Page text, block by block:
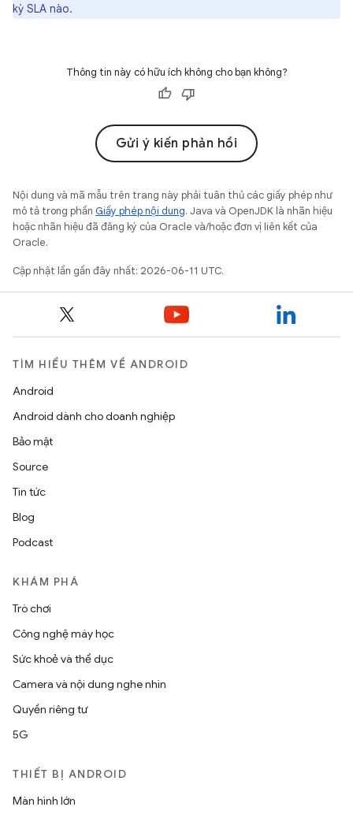
kỳ SLA nào.
Thông tin này có hữu ích không cho bạn không?
Gửi ý kiến phản hồi
Nội dung và mã mẫu trên trang này phải tuân thủ các giấy phép như
mô tả trong phần Giấy phép nội dung. Java và OpenJDK là nhãn hiệu
hoặc nhãn hiệu đã đăng ký của Oracle và/hoặc đơn vị liên kết của
Oracle.
Cập nhật lần gần đây nhất: 2026-06-11 UTC.
TÌM HIỂU THÊM VỀ ANDROID
Android
Android dành cho doanh nghiệp
Bảo mật
Source
Tin tức
Blog
Podcast
KHÁM PHÁ
Trò chơi
Công nghệ máy học
Sức khoẻ và thể dục
Camera và nội dung nghe nhìn
Quyền riêng tư
5G
THIẾT BỊ ANDROID
Màn hình lớn